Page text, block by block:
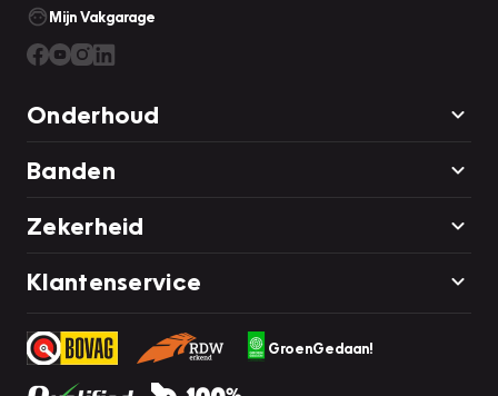
Mijn Vakgarage
Onderhoud
Banden
Zekerheid
Klantenservice
GroenGedaan!